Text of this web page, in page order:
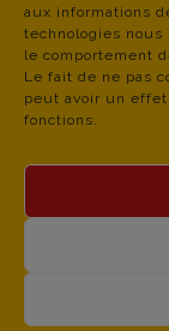
aux informations
technologies
le comportement
Le fait de ne pas
peut avoir un
fonctions.